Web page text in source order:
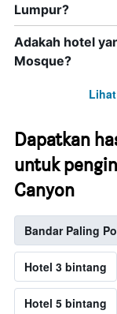
Lumpur?
Adakah hotel
Mosque?
Dapatkan
untuk
Canyon
Bandar Paling
Hotel 3 bintang
Hotel 5 bintang